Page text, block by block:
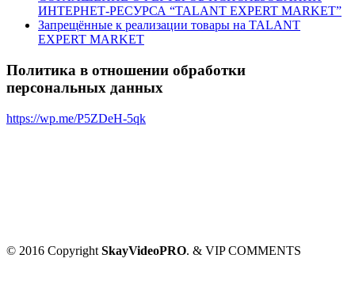
ИНТЕРНЕТ-РЕСУРСА “TALANT EXPERT MARKET”
Запрещённые к реализации товары на TALANT
EXPERT MARKET
Политика в отношении обработки
персональных данных
https://wp.me/P5ZDeH-5qk
© 2016 Copyright SkayVideoPRO. & VIP COMMENTS